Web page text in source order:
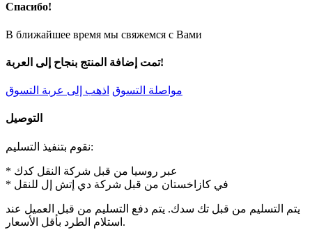
Спасибо!
В ближайшее время мы свяжемся с Вами
تمت إضافة المنتج بنجاح إلى العربة!
مواصلة التسوق اذهب إلى عربة التسوق
التوصيل
نقوم بتنفيذ التسليم:
* عبر روسيا من قبل شركة النقل كدك
* في كازاخستان من قبل شركة دي إتش إل للنقل
يتم التسليم من قبل تك سدك. يتم دفع التسليم من قبل العميل عند
استلام الطرد بأقل الأسعار.